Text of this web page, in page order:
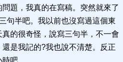
題，我真的在寫稿。突然就來了
句半吧。我以前也沒寫過這個東
的很奇怪，說寫三句半，不一會
是我記的?我也說不清楚。反正